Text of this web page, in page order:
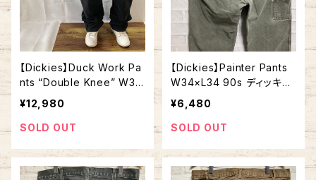
【Dickies】Duck Work Pa
nts “Double Knee” W38
×L30 ディッキーズ ダブル
ニー ダックパンツ ワークパ
ンツ ダック地 ブラック ゆる
バーサイズ アメリカ USA
古着
¥12,980
SOLD OUT
【Dickies】Painter Pants
W34×L34 90s ディッキー
ズ ペインターパンツ ワーク
パンツ ダック地 ゆるだぼ
ビッグシルエット オーバー
¥6,480
SOLD OUT